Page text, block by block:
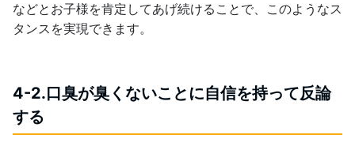
などとお子様を肯定してあげ続けることで、このようなス
タンスを実現できます。
4-2.口臭が臭くないことに自信を持って反論
する